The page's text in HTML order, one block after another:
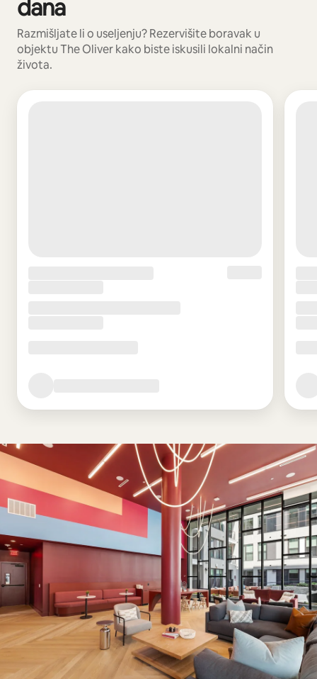
dana
Razmišljate li o useljenju? Rezervišite boravak u
objektu The Oliver kako biste iskusili lokalni način
života.